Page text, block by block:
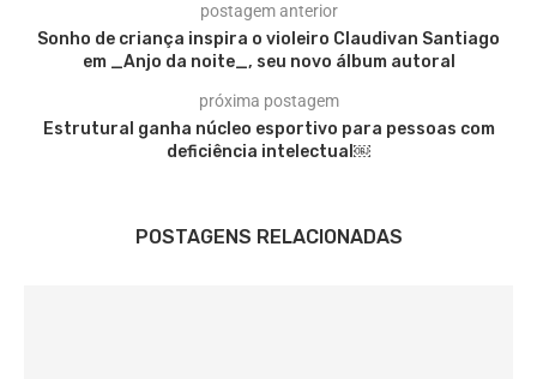
postagem anterior
Sonho de criança inspira o violeiro Claudivan Santiago
em _Anjo da noite_, seu novo álbum autoral
próxima postagem
Estrutural ganha núcleo esportivo para pessoas com
deficiência intelectual￼
POSTAGENS RELACIONADAS